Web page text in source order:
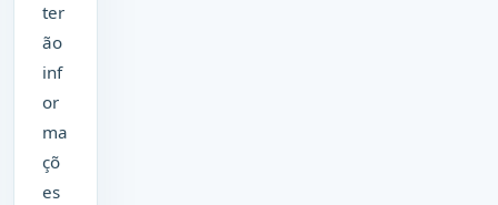
ter
ão
inf
or
ma
çõ
es